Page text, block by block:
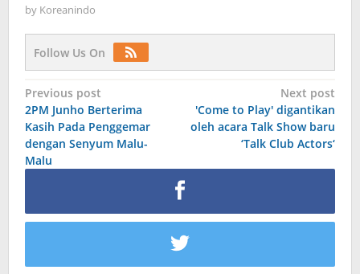
by Koreanindo
Follow Us On
Post
navigation
Previous post
2PM Junho Berterima
Kasih Pada Penggemar
dengan Senyum Malu-
Malu
Next post
'Come to Play' digantikan
oleh acara Talk Show baru
‘Talk Club Actors‘